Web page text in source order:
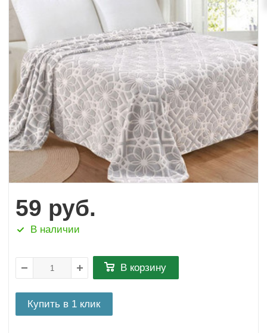
59 руб.
В наличии
В корзину
Купить в 1 клик